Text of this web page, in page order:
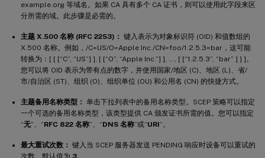
example.org 等域名。如果 CA 具有多个 CA 证书，则可以使用此字段来区
分所需的域。此步骤是必需的。
主题 X.500 名称 (RFC 2253)： 键入表示为对象标识符 (OID) 和值数组的
X.500 名称。例如，/C=US/O=Apple Inc./CN=foo/1.2.5.3=bar，这可能
转换为：[ [ [“C”, “US”] ], [ [“O”, “Apple Inc.”] ], …, [ [“1.2.5.3”, “bar” ] ] ]。
您可以将 OID 表示为带有点的数字，并使用国家/地区 (C)、地区 (L)、省/
市/自治区 (ST)、组织 (O)、组织单位 (OU) 和公用名 (CN) 的快捷方式。
主题备用名称类型： 单击下拉列表中的备用名称类型。SCEP 策略可以指定
一个可选的备用名称类型，该类型提供 CA 颁发证书所需的值。您可以指定
“无”、“RFC 822 名称”、“DNS 名称”或“URI”。
最大重试次数： 键入当 SCEP 服务器发送 PENDING 响应时设备可以重试的